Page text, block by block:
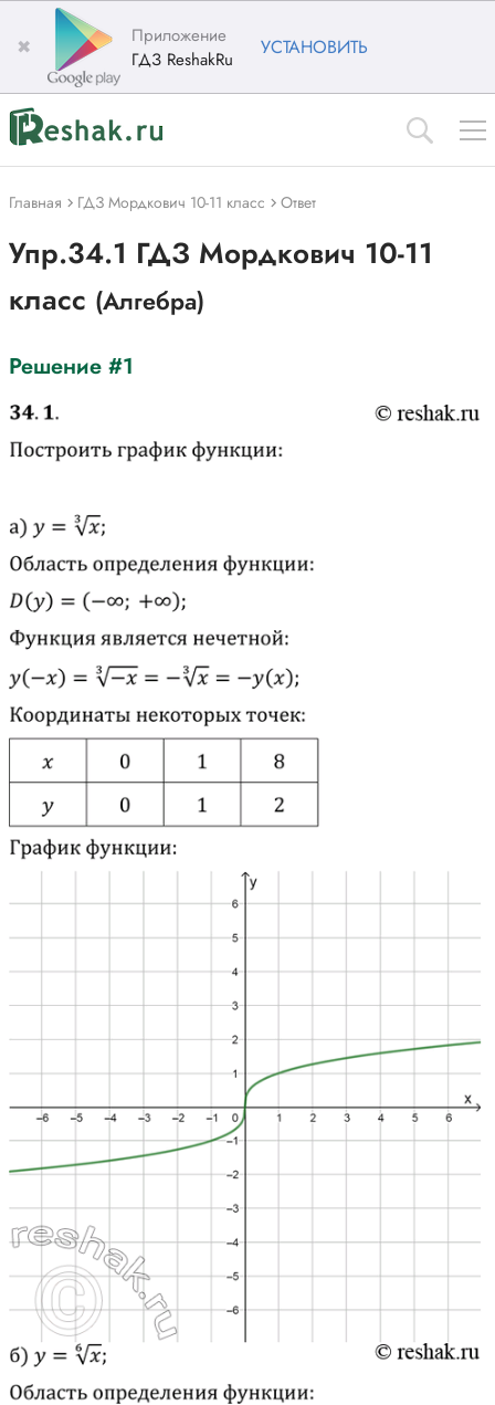
✖
Приложение
ГДЗ ReshakRu
УСТАНОВИТЬ
Главная ГДЗ Мордкович 10-11 класс Ответ
Упр.34.1 ГДЗ Мордкович 10-11
класс (Алгебра)
Решение #1